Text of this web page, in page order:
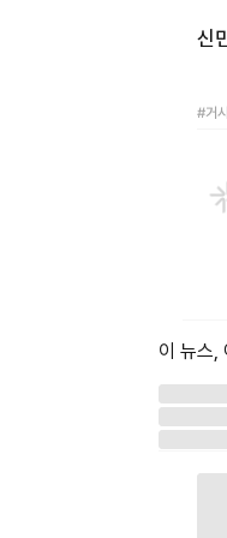
신
#거
이 뉴스,